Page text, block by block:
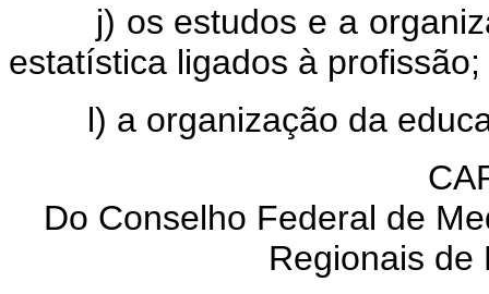
j) os estudos e a
estatística ligados à profissão;
l) a organização da
Do Conselho Federal de
Regionais de